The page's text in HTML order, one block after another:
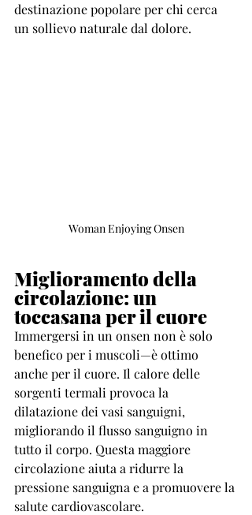
destinazione popolare per chi cerca
un sollievo naturale dal dolore.
Woman Enjoying Onsen
Miglioramento della
circolazione: un
toccasana per il cuore
Immergersi in un onsen non è solo
benefico per i muscoli—è ottimo
anche per il cuore. Il calore delle
sorgenti termali provoca la
dilatazione dei vasi sanguigni,
migliorando il flusso sanguigno in
tutto il corpo. Questa maggiore
circolazione aiuta a ridurre la
pressione sanguigna e a promuovere la
salute cardiovascolare.